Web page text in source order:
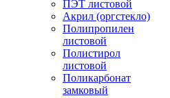
ПЭТ листовой
Акрил (оргстекло)
Полипропилен
листовой
Полистирол
листовой
Поликарбонат
замковый